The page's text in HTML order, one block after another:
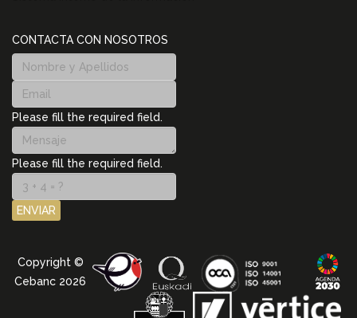
CONTACTA CON NOSOTROS
Please fill the required field.
Please fill the required field.
ENVIAR
Copyright ©
Cebanc 2026